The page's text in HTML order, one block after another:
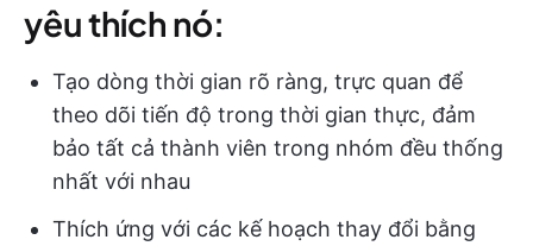
yêu thích nó:
Tạo dòng thời gian rõ ràng, trực quan để
theo dõi tiến độ trong thời gian thực, đảm
bảo tất cả thành viên trong nhóm đều thống
nhất với nhau
Thích ứng với các kế hoạch thay đổi bằng